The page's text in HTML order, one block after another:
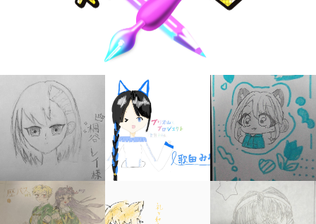
キミノラジオ配信中！
いろんな動画が